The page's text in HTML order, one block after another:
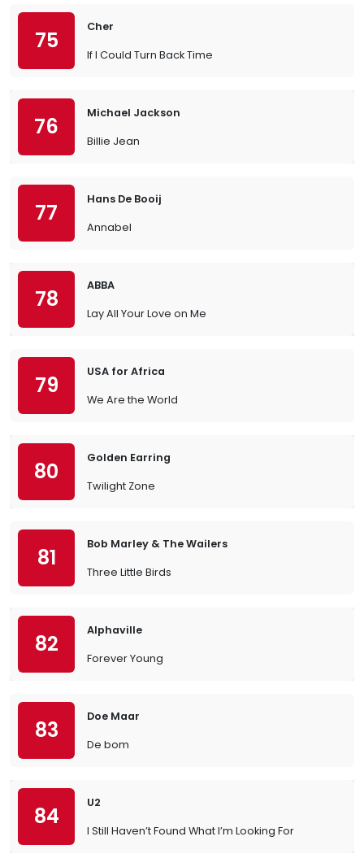
75
Cher
If I Could Turn Back Time
76
Michael Jackson
Billie Jean
77
Hans De Booij
Annabel
78
ABBA
Lay All Your Love on Me
79
USA for Africa
We Are the World
80
Golden Earring
Twilight Zone
81
Bob Marley & The Wailers
Three Little Birds
82
Alphaville
Forever Young
83
Doe Maar
De bom
84
U2
I Still Haven’t Found What I’m Looking For